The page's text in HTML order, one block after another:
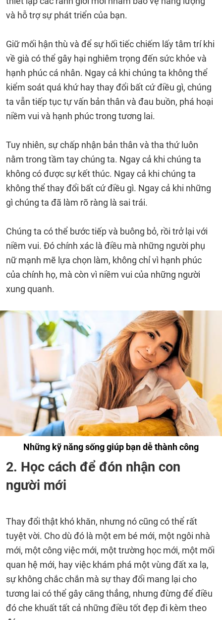
và hỗ trợ sự phát triển của bạn.
Giữ mối hận thù và để sự hối tiếc chiếm lấy tâm trí khi
về già có thể gây hại nghiêm trọng đến sức khỏe và
hạnh phúc cá nhân. Ngay cả khi chúng ta không thể
kiểm soát quá khứ hay thay đổi bất cứ điều gì, chúng
ta vẫn tiếp tục tự vấn bản thân và đau buồn, phá hoại
niềm vui và hạnh phúc trong tương lai.
Tuy nhiên, sự chấp nhận bản thân và tha thứ luôn
nằm trong tầm tay chúng ta. Ngay cả khi chúng ta
không có được sự kết thúc. Ngay cả khi chúng ta
không thể thay đổi bất cứ điều gì. Ngay cả khi những
gì chúng ta đã làm rõ ràng là sai trái.
Chúng ta có thể bước tiếp và buông bỏ, rồi trở lại với
niềm vui. Đó chính xác là điều mà những người phụ
nữ mạnh mẽ lựa chọn làm, không chỉ vì hạnh phúc
của chính họ, mà còn vì niềm vui của những người
xung quanh.
Những kỹ năng sống giúp bạn dễ thành công
2. Học cách để đón nhận con
người mới
Thay đổi thật khó khăn, nhưng nó cũng có thể rất
tuyệt vời. Cho dù đó là một em bé mới, một ngôi nhà
mới, một công việc mới, một trường học mới, một mối
quan hệ mới, hay việc khám phá một vùng đất xa lạ,
sự không chắc chắn mà sự thay đổi mang lại cho
tương lai có thể gây căng thẳng, nhưng đừng để điều
đó che khuất tất cả những điều tốt đẹp đi kèm theo